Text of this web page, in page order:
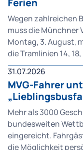
Wegen zahlreichen
muss die Münchner
Montag, 3. August,
die Tramlinien 14,
durch Busse
31.07.2026
MVG-Fahrer
Mehr als 3000
bundesweiten
eingereicht.
die Möglichkeit